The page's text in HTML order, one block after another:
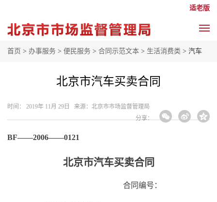
适老版
首页 > 办事服务 > 便民服务 > 合同示范文本 > 生活消费类 > 汽车
北京市汽车买卖合同
时间： 2019年 11月 29日 来源： ​北京市市场监督管理局
分享：
BF——2006——0121
北京市汽车买卖合同
合同编号：